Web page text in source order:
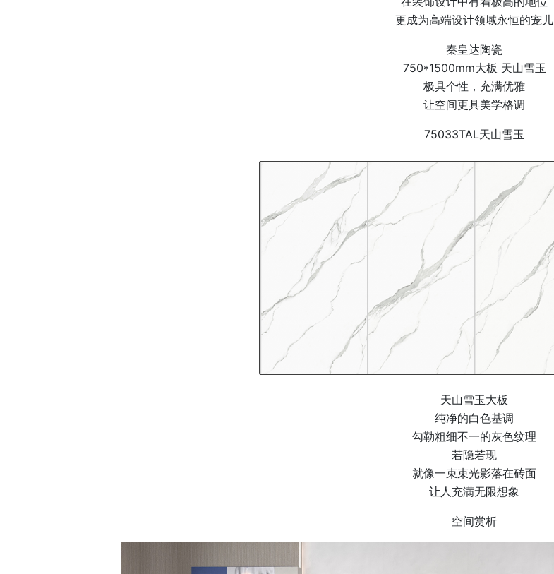
更成为高端设计领域永恒的宠儿
秦皇达陶瓷
750*1500mm大板 天山雪玉
极具个性，充满优雅
让空间更具美学格调
75033TAL天山雪玉
天山雪玉大板
纯净的白色基调
勾勒粗细不一的灰色纹理
若隐若现
就像一束束光影落在砖面
让人充满无限想象
空间赏析